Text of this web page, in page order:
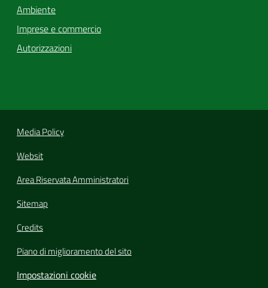
Ambiente
Imprese e commercio
Autorizzazioni
Media Policy
Websit
Area Riservata Amministratori
Sitemap
Credits
Piano di miglioramento del sito
Impostazioni cookie